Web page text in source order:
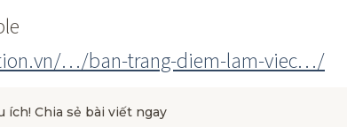
…/ban-trang-diem-lam-viec…/
ích! Chia sẻ bài viết ngay